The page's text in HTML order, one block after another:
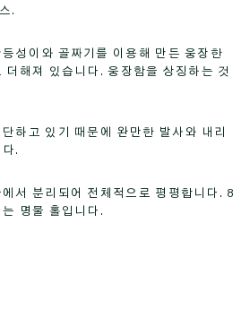
.
성이와 골짜기를 이용해 만든 웅장한
더해져 있습니다. 웅장함을 상징하는 것
하고 있기 때문에 완만한 발사와 내리
.
서 분리되어 전체적으로 평평합니다. 8
명물 홀입니다.